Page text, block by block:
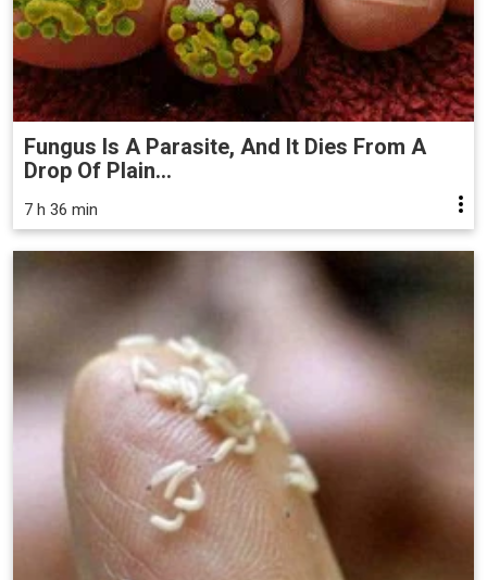
Fungus Is A Parasite, And It Dies From A
Drop Of Plain...
7 h 36 min